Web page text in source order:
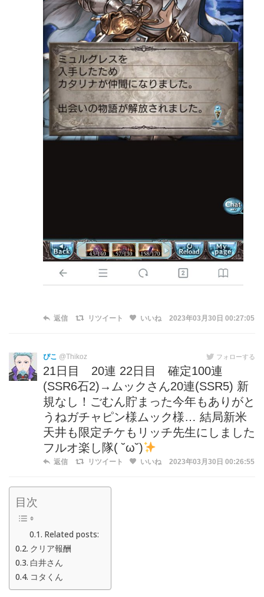
返信 リツイート いいね 2023年03月30日 00:27:05
ぴこ @Thikoz フォローする
21日目 20連 22日目 確定100連
(SSR6石2)→ムックさん20連(SSR5) 新
規なし！ごむん貯まった今年もありがと
うねガチャピン様ムック様… 結局新米
天井も限定チケもリッチ先生にしました
フルオ楽し隊( ˘ω˘)
返信 リツイート いいね 2023年03月30日 00:26:55
目次
Related posts:
クリア報酬
白井さん
コタくん